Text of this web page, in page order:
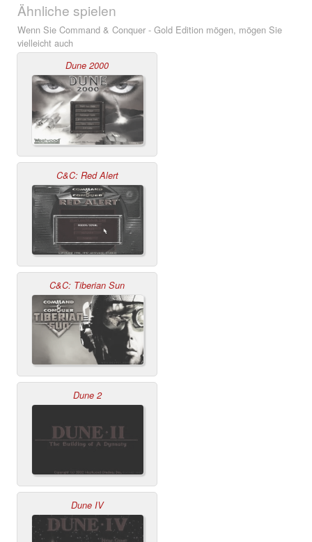
Ähnliche spielen
Wenn Sie Command & Conquer - Gold Edition mögen, mögen Sie
vielleicht auch
Dune 2000
C&C: Red Alert
C&C: Tiberian Sun
Dune 2
Dune IV